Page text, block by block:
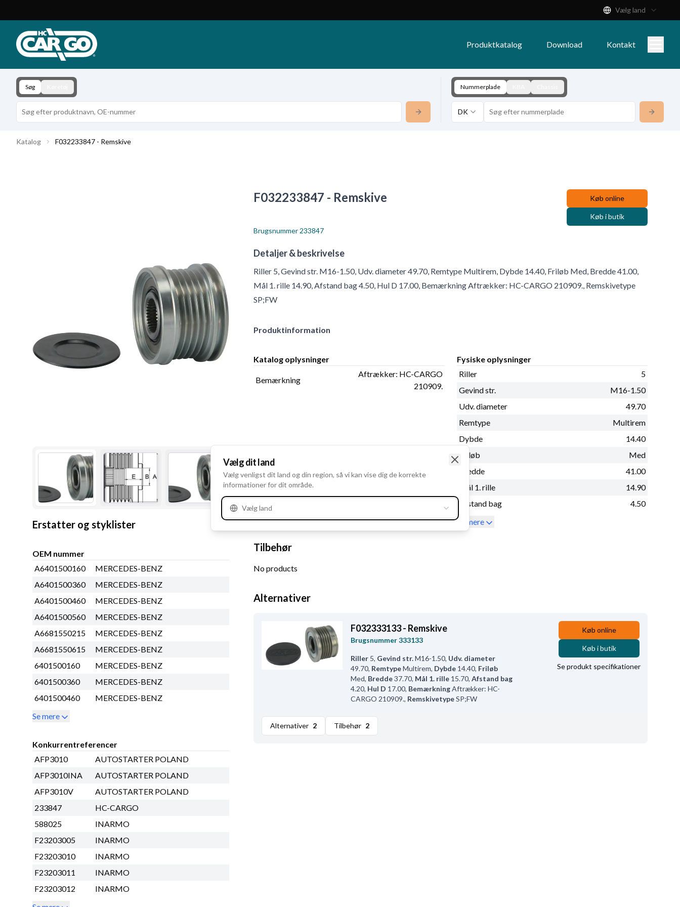
Download
Kontakt
Vælg land
Produktkatalog Download Kontakt
Søg Nummerplade
DK
Katalog F032233847 - Remskive
Erstatter og styklister
OEM nummer
A6401500160
MERCEDES-BENZ
A6401500360
MERCEDES-BENZ
A6401500460
MERCEDES-BENZ
A6401500560
MERCEDES-BENZ
A6681550215
MERCEDES-BENZ
A6681550615
MERCEDES-BENZ
6401500160
MERCEDES-BENZ
6401500360
MERCEDES-BENZ
6401500460
MERCEDES-BENZ
Se mere
Konkurrentreferencer
AFP3010
AUTOSTARTER POLAND
AFP3010INA
AUTOSTARTER POLAND
AFP3010V
AUTOSTARTER POLAND
233847
HC-CARGO
588025
INARMO
F23203005
INARMO
F23203010
INARMO
F23203011
INARMO
F23203012
INARMO
F032233847 - Remskive Køb online
Køb i butik
Brugsnummer 233847
Detaljer & beskrivelse
Riller 5, Gevind str. M16-1.50, Udv. diameter 49.70, Remtype Multirem, Dybde 14.40, Friløb Med, Bredde 41.00,
Mål 1. rille 14.90, Afstand bag 4.50, Hul D 17.00, Bemærkning Aftrækker: HC-CARGO 210909., Remskivetype
SP;FW
Produktinformation
Katalog oplysninger
Bemærkning
Aftrækker: HC-CARGO
210909.
Fysiske oplysninger
Riller
5
Gevind str.
M16-1.50
Udv. diameter
49.70
Remtype
Multirem
Dybde
14.40
Friløb
Med
Bredde
41.00
Mål 1. rille
14.90
Afstand bag
4.50
Se mere
Tilbehør
No products
Alternativer
F032333133 - Remskive
Brugsnummer333133
Riller 5, Gevind str.M16-1.50, Udv. diameter
49.70, RemtypeMultirem, Dybde 14.40, Friløb
Med, Bredde37.70, Mål 1. rille 15.70,Afstand bag
4.20, Hul D 17.00, BemærkningAftrækker: HC-
CARGO 210909., RemskivetypeSP;FW
Køb online
Køb i butik
Se produkt specifikationer
Alternativer 2 Tilbehør 2
Vælg dit land
Vælg venligst dit land og din region, så vi kan vise dig de korrekte
informationer for dit område.
Vælg land
Close